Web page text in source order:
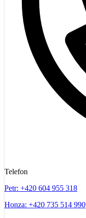
Telefon
Petr: +420 604 955 318
Honza: +420 735 514 990